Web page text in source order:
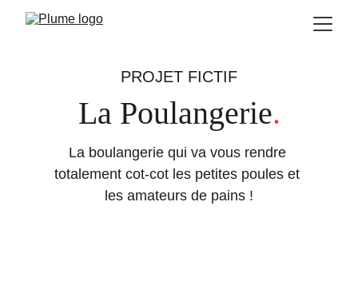
La Poulangerie.
La boulangerie qui va vous rendre
totalement cot-cot les petites poules et
les amateurs de pains !
PROJET FICTIF